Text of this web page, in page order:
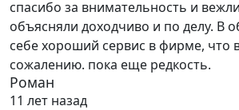
спасибо за внимательность и
объясняли доходчиво и по делу. В
себе хороший сервис в фирме, что
сожалению. пока еще редкость.
Роман
11 лет назад